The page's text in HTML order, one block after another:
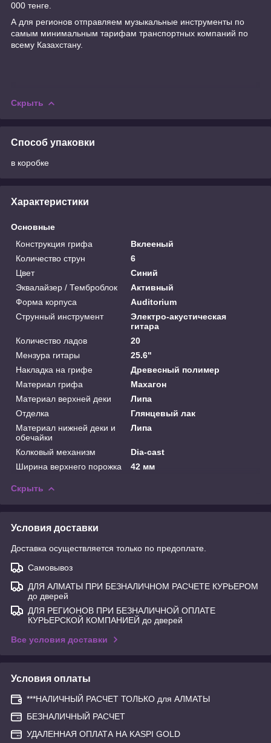
000 тенге.
А для регионов отправляем музыкальные инструменты по
самым минимальным тарифам транспортных компаний по
всему Казахстану.
Скрыть
Способ упаковки
в коробке
Характеристики
Основные
Конструкция грифа
Вклееный
Количество струн
6
Цвет
Синий
Эквалайзер / Темброблок
Активный
Форма корпуса
Auditorium
Струнный инструмент
Электро-акустическая
гитара
Количество ладов
20
Мензура гитары
25.6"
Накладка на грифе
Древесный полимер
Материал грифа
Махагон
Материал верхней деки
Липа
Отделка
Глянцевый лак
Материал нижней деки и
обечайки
Липа
Колковый механизм
Dia-cast
Ширина верхнего порожка
42 мм
Скрыть
Условия доставки
Доставка осуществляется только по предоплате.
Самовывоз
ДЛЯ АЛМАТЫ ПРИ БЕЗНАЛИЧНОМ РАСЧЕТЕ КУРЬЕРОМ
до дверей
ДЛЯ РЕГИОНОВ ПРИ БЕЗНАЛИЧНОЙ ОПЛАТЕ
КУРЬЕРСКОЙ КОМПАНИЕЙ до дверей
Все условия доставки
Условия оплаты
***НАЛИЧНЫЙ РАСЧЕТ ТОЛЬКО для АЛМАТЫ
БЕЗНАЛИЧНЫЙ РАСЧЕТ
УДАЛЕННАЯ ОПЛАТА НА KASPI GOLD